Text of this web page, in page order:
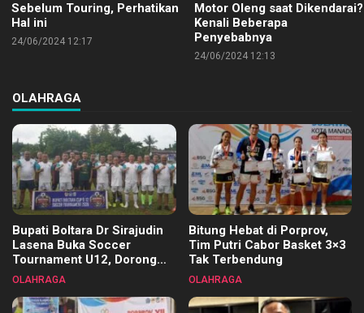
Sebelum Touring, Perhatikan
Hal ini
24/06/2024 12:17
Motor Oleng saat Dikendarai?
Kenali Beberapa
Penyebabnya
24/06/2024 12:13
OLAHRAGA
Bupati Boltara Dr Sirajudin
Lasena Buka Soccer
Tournament U12, Dorong
Pembinaan Merata di Setiap
OLAHRAGA
Bitung Hebat di Porprov,
Tim Putri Cabor Basket 3×3
Tak Terbendung
OLAHRAGA